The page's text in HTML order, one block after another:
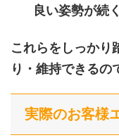
良い姿勢が続
これらをしっかり
り・維持できるの
実際のお客様